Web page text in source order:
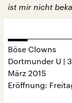
ist mir nicht
Böse Clowns
Dortmunder U |
März 2015
Eröffnung: